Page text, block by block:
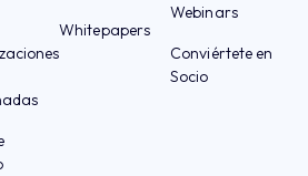
Whitepapers
Webinars
Conviértete en
Socio